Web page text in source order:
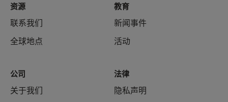
资源
联系我们
全球地点
教育
新闻事件
活动
公司
关于我们
法律
隐私声明